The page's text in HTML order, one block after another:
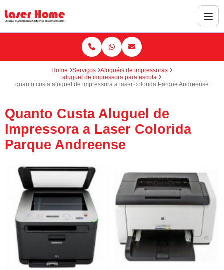
Home Serviços
Aluguéis de impressoras
aluguel de impressora para escola
quanto custa aluguel de impressora a laser colorida Parque Andreense
Quanto Custa Aluguel de
Impressora a Laser Colorida
Parque Andreense